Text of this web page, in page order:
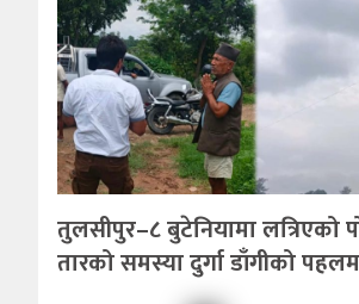
तुलसीपुर–८ बुटेनियामा लत्रिएको
तारको समस्या दुर्गा डाँगीको